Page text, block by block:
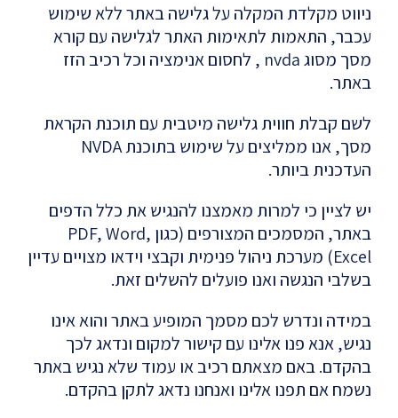
ניווט מקלדת המקלה על גלישה באתר ללא שימוש
עכבר, התאמות לתאימות האתר לגלישה עם קורא
מסך מסוג nvda , לחסום אנימציה וכל רכיב הזז
באתר.
לשם קבלת חווית גלישה מיטבית עם תוכנת הקראת
העדכנית ביותר.
יש לציין כי למרות מאמצנו להנגיש את כלל הדפים
באתר, המסמכים המצורפים (כגון PDF, Word,
Excel) מערכת ניהול פנימית וקבצי וידאו מצויים עדיין
בשלבי הנגשה ואנו פועלים להשלים זאת.
במידה ונדרש לכם מסמך המופיע באתר והוא אינו
נגיש, אנא פנו אלינו עם קישור למקום ונדאג לכך
בהקדם. באם מצאתם רכיב או עמוד שלא נגיש באתר
נשמח אם תפנו אלינו ואנחנו נדאג לתקן בהקדם.